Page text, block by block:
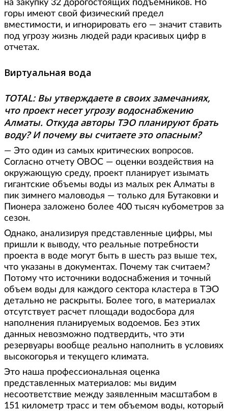
на закупку 32 дорогостоящих подъемников. Но
горы имеют свой физический предел
вместимости, и игнорировать его — значит ставить
под угрозу жизнь людей ради красивых цифр в
отчетах.
Виртуальная вода
TOTAL: Вы утверждаете в своих замечаниях,
что проект несет угрозу водоснабжению
Алматы. Откуда авторы ТЭО планируют брать
воду? И почему вы считаете это опасным?
— Это один из самых критических вопросов.
Согласно отчету ОВОС — оценки воздействия на
окружающую среду, проект планирует изымать
гигантские объемы воды из малых рек Алматы в
пик зимнего маловодья — только для Бутаковки и
Пионера заложено более 400 тысяч кубометров за
сезон.
Однако, анализируя представленные цифры, мы
пришли к выводу, что реальные потребности
проекта в воде могут быть в шесть раз выше тех,
что указаны в документах. Почему так считаем?
Потому что источники водоснабжения и точный
объем воды для каждого сектора кластера в ТЭО
детально не раскрыты. Более того, в материалах
отсутствует расчет площади водосбора для
наполнения планируемых водоемов. Без этих
данных невозможно подтвердить, что эти
резервуары вообще реально наполнить в условиях
высокогорья и текущего климата.
Это наша профессиональная оценка
представленных материалов: мы видим
несоответствие между заявленным масштабом в
151 километр трасс и тем объемом воды, который